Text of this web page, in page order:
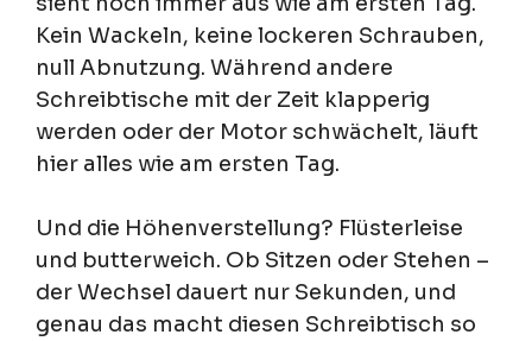
Kein Wackeln, keine lockeren Schrauben,
null Abnutzung. Während andere
Schreibtische mit der Zeit klapperig
werden oder der Motor schwächelt, läuft
hier alles wie am ersten Tag.
Und die Höhenverstellung? Flüsterleise
und butterweich. Ob Sitzen oder Stehen –
der Wechsel dauert nur Sekunden, und
genau das macht diesen Schreibtisch so